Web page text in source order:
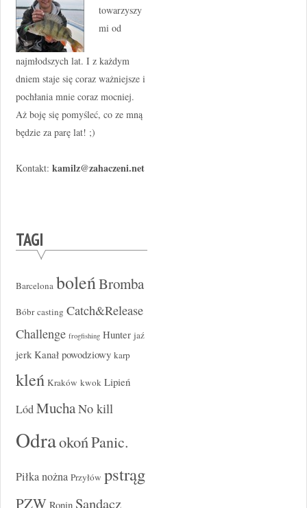
towarzyszy
mi od
najmłodszych lat. I z każdym
dniem staje się coraz ważniejsze i
pochłania mnie coraz mocniej.
Aż boję się pomyśleć, co ze mną
będzie za parę lat! ;)
Kontakt: kamilz@zahaczeni.net
TAGI
Barcelona boleńBromba
Bóbr casting Catch&Release
Challenge frogfishing Hunter jaź
jerk Kanał powodziowy karp
kleń Kraków kwok Lipień
LódMuchaNo kill
OdraokońPanic.
Piłka nożna Przyłów pstrąg
PZW Ronin Sandacz